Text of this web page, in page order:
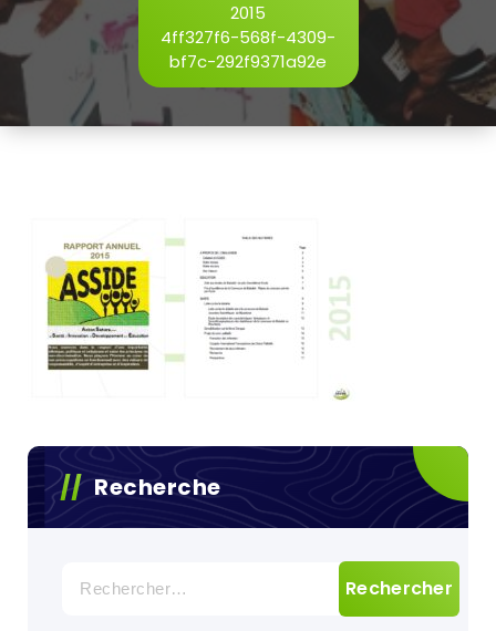
2015
4ff327f6-568f-4309-
bf7c-292f9371a92e
Recherche